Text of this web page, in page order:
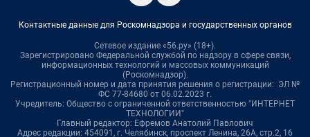
Контактные данные для Роскомнадзора и государственных органов
Сетевое издание «56.ру» (18+).
Зарегистрировано Федеральной службой по надзору в сфере связи,
информационных технологий и массовых коммуникаций
(Роскомнадзор).
Регистрационный номер и дата принятия решения о регистрации: ЭЛ №
ФС 77-84680 от 06.02.2023 г.
Учредитель: Общество с ограниченной ответственностью "ИНТЕРНЕТ
ТЕХНОЛОГИИ"
Главный редактор: Ефремов Анатолий Павлович
Адрес редакции: 454091, г. Челябинск, проспект Ленина, 26А, стр.2, 16